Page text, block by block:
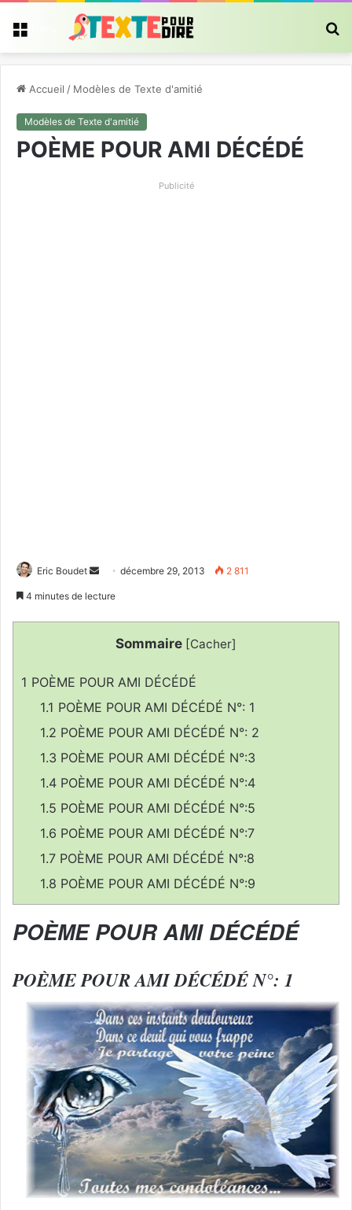
Accueil / Modèles de Texte d'amitié
Modèles de Texte d'amitié
POÈME POUR AMI DÉCÉDÉ
Publicité
Eric Boudet
r
u
c
o
u
r
i
e
décembre 29, 2013 2 811
4 minutes de lecture
Sommaire [Cacher]
1 POÈME POUR AMI DÉCÉDÉ
1.1 POÈME POUR AMI DÉCÉDÉ N°: 1
1.2 POÈME POUR AMI DÉCÉDÉ N°: 2
1.3 POÈME POUR AMI DÉCÉDÉ N°:3
1.4 POÈME POUR AMI DÉCÉDÉ N°:4
1.5 POÈME POUR AMI DÉCÉDÉ N°:5
1.6 POÈME POUR AMI DÉCÉDÉ N°:7
1.7 POÈME POUR AMI DÉCÉDÉ N°:8
1.8 POÈME POUR AMI DÉCÉDÉ N°:9
POÈME POUR AMI DÉCÉDÉ
POÈME POUR AMI DÉCÉDÉ N°: 1